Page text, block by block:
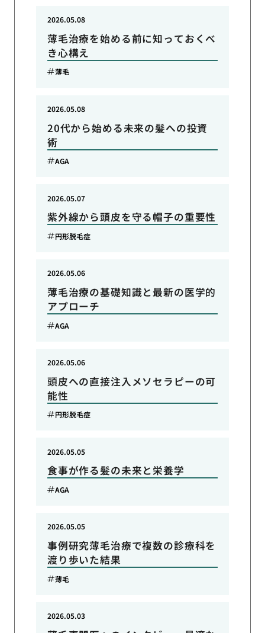
薄毛治療を始める前に知っておくべ
き心構え
2026.05.08
薄毛
20代から始める未来の髪への投資
術
2026.05.08
AGA
紫外線から頭皮を守る帽子の重要性
2026.05.07
円形脱毛症
薄毛治療の基礎知識と最新の医学的
アプローチ
2026.05.06
AGA
頭皮への直接注入メソセラピーの可
能性
2026.05.06
円形脱毛症
食事が作る髪の未来と栄養学
2026.05.05
AGA
事例研究薄毛治療で複数の診療科を
渡り歩いた結果
2026.05.05
薄毛
2026.05.03